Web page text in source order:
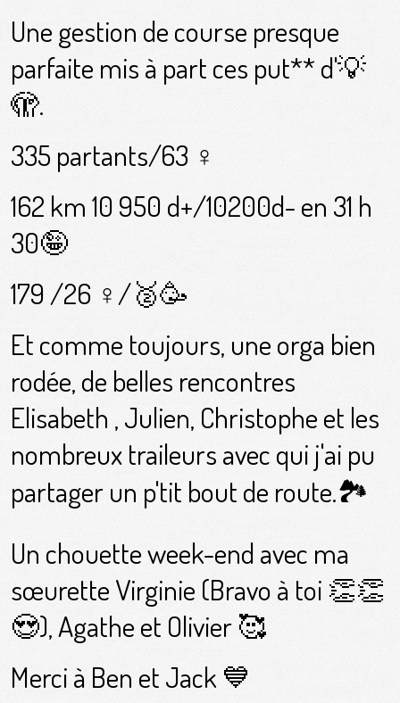
Une gestion de course presque
parfaite mis à part ces put** d'💡
🫣.
335 partants/63 ♀️
162 km 10 950 d+/10200d- en 31 h
30🤪
179 /26 ♀️/🥈🥳
Et comme toujours, une orga bien
rodée, de belles rencontres
Elisabeth , Julien, Christophe et les
nombreux traileurs avec qui j'ai pu
partager un p'tit bout de route.🏞
Un chouette week-end avec ma
sœurette Virginie (Bravo à toi 👏👏
😍), Agathe et Olivier 🥰
Merci à Ben et Jack 💙